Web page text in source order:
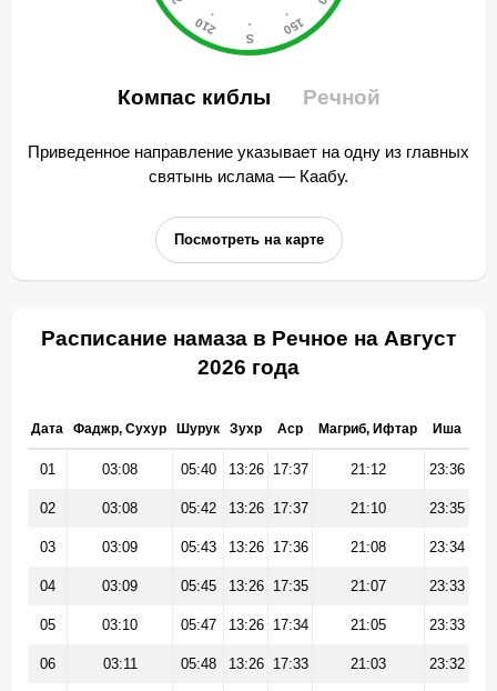
Компас киблы Речной
Приведенное направление указывает на одну из главных
святынь ислама — Каабу.
Посмотреть на карте
Расписание намаза в Речное на Август
2026 года
Дата Фаджр, Сухур Шурук Зухр Аср Магриб, Ифтар Иша
01 03:08 05:40 13:26 17:37 21:12 23:36
02 03:08 05:42 13:26 17:37 21:10 23:35
03 03:09 05:43 13:26 17:36 21:08 23:34
04 03:09 05:45 13:26 17:35 21:07 23:33
05 03:10 05:47 13:26 17:34 21:05 23:33
06 03:11 05:48 13:26 17:33 21:03 23:32